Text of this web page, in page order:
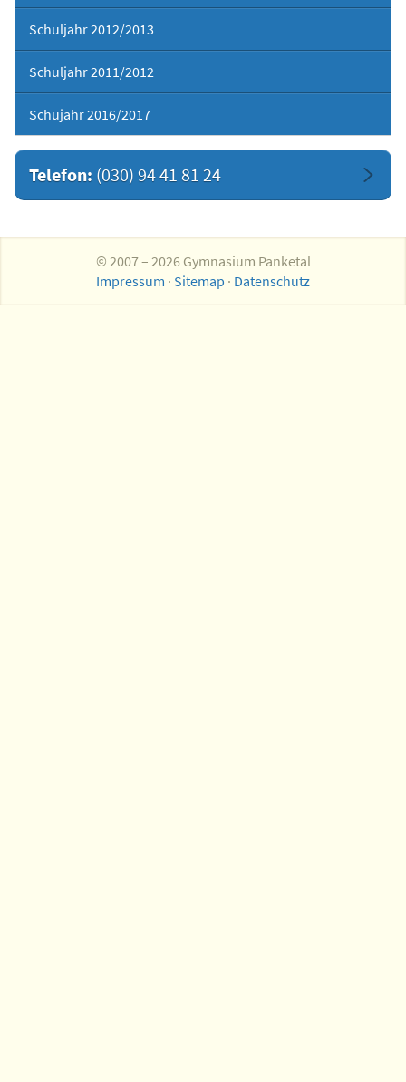
Schuljahr 2012/2013
Schuljahr 2011/2012
Schujahr 2016/2017
Telefon: (030) 94 41 81 24
© 2007 – 2026 Gymnasium Panketal
Impressum · Sitemap · Datenschutz